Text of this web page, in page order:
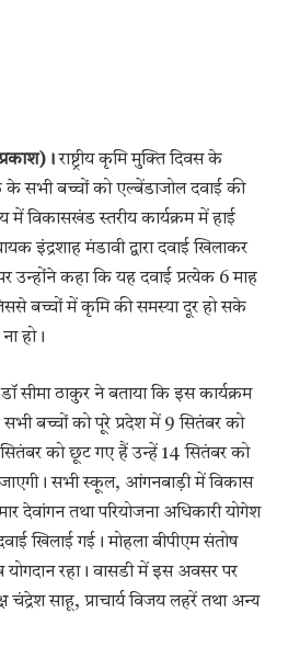
राष्ट्रीय कृमि मुक्ति दिवस के
के सभी बच्चों को एल्बेंडाजोल दवाई की
में विकासखंड स्तरीय कार्यक्रम में हाई
इंद्रशाह मंडावी द्वारा दवाई खिलाकर
कहा कि यह दवाई प्रत्येक 6 माह
बच्चों में कृमि की समस्या दूर हो सके
हो।
ठाकुर ने बताया कि इस कार्यक्रम
बच्चों को पूरे प्रदेश में 9 सितंबर को
को छूट गए हैं उन्हें 14 सितंबर को
सभी स्कूल, आंगनबाड़ी में विकास
देवांगन तथा परियोजना अधिकारी योगेश
खिलाई गई। मोहला बीपीएम संतोष
योगदान रहा। वासडी में इस अवसर पर
साहू, प्राचार्य विजय लहरें तथा अन्य